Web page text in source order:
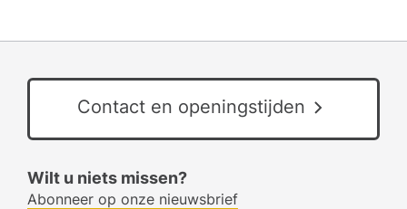
Contact en openingstijden
Wilt u niets missen?
Abonneer op onze nieuwsbrief